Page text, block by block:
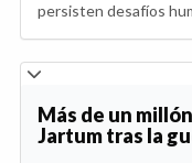
persisten desafíos
Más de un
Jartum tras la